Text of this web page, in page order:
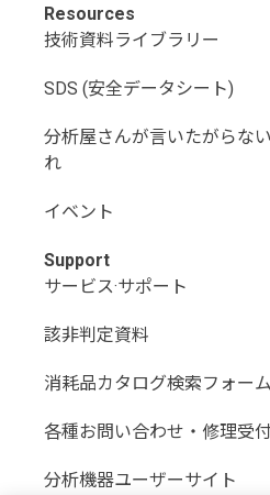
Resources
技術資料ライブラリー
SDS (安全データシート)
分析屋さんが言いたがらな
れ
イベント
Support
サービス·サポート
該非判定資料
消耗品カタログ検索フォーム
各種お問い合わせ・修理受
分析機器ユーザーサイト